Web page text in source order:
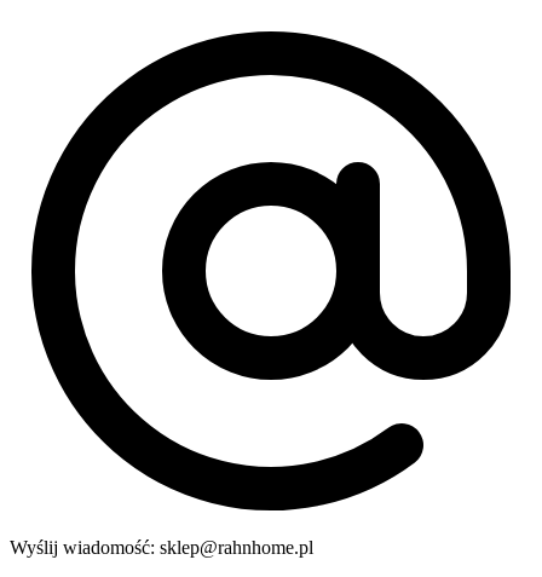
Wyślij wiadomość: sklep@rahnhome.pl